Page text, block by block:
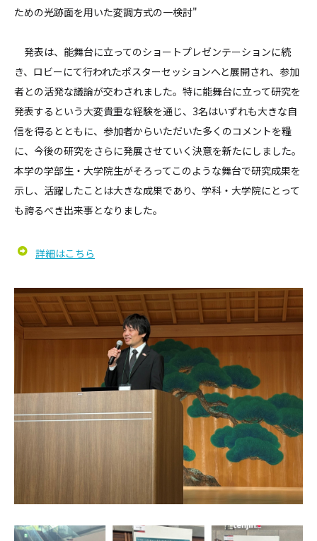
ための光跡面を用いた変調方式の一検討"
発表は、能舞台に立ってのショートプレゼンテーションに続
き、ロビーにて行われたポスターセッションへと展開され、参加
者との活発な議論が交わされました。特に能舞台に立って研究を
発表するという大変貴重な経験を通じ、3名はいずれも大きな自
信を得るとともに、参加者からいただいた多くのコメントを糧
に、今後の研究をさらに発展させていく決意を新たにしました。
本学の学部生・大学院生がそろってこのような舞台で研究成果を
示し、活躍したことは大きな成果であり、学科・大学院にとって
も誇るべき出来事となりました。
詳細はこちら